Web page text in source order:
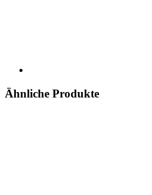
Ähnliche Produkte